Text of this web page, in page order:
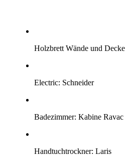
Holzbrett Wände und Decke
Electric: Schneider
Badezimmer: Kabine Ravac
Handtuchtrockner: Laris